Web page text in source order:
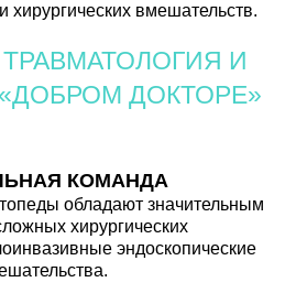
хирургических вмешательств.
И
ДОКТОРЕ»
КОМАНДА
обладают значительным
хирургических
эндоскопические